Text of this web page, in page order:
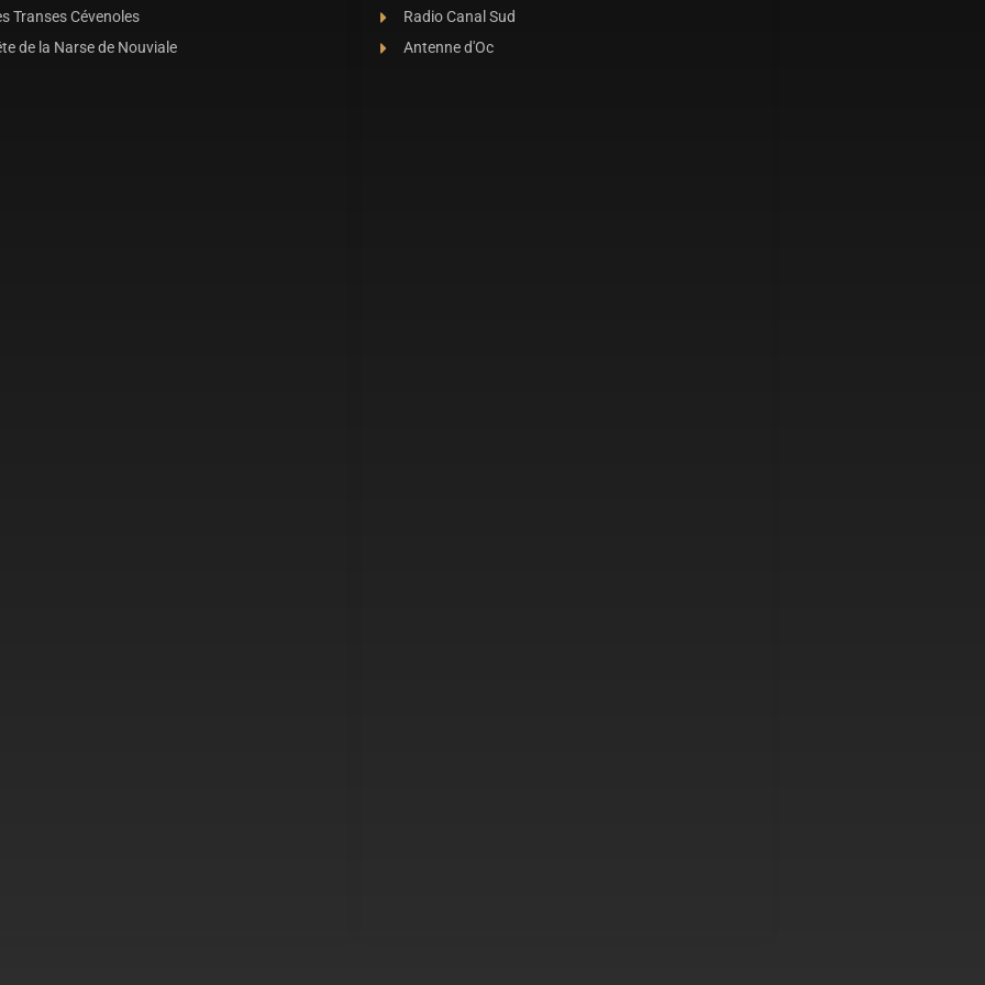
Transes Cévenoles
de la Narse de Nouviale
Radio Canal Sud
Antenne d'Oc